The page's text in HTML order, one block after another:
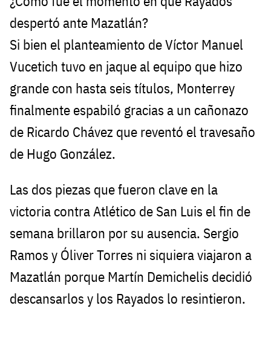
despertó ante Mazatlán?
Si bien el planteamiento de Víctor Manuel
Vucetich tuvo en jaque al equipo que hizo
grande con hasta seis títulos, Monterrey
finalmente espabiló gracias a un cañonazo
de Ricardo Chávez que reventó el travesaño
de Hugo González.
Las dos piezas que fueron clave en la
victoria contra Atlético de San Luis el fin de
semana brillaron por su ausencia. Sergio
Ramos y Óliver Torres ni siquiera viajaron a
Mazatlán porque Martín Demichelis decidió
descansarlos y los Rayados lo resintieron.